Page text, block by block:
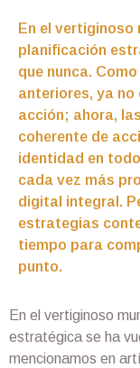
En el
planificación
que nunca.
anteriores, ya no
acción; ahora,
coherente de
identidad en
cada vez más
digital integral.
estrategias
tiempo para
punto.
En el vertiginoso
estratégica se ha
mencionamos en